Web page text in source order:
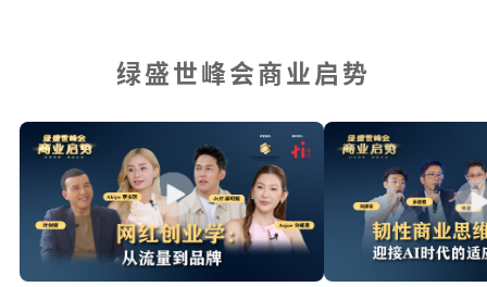
绿盛世峰会商业启势